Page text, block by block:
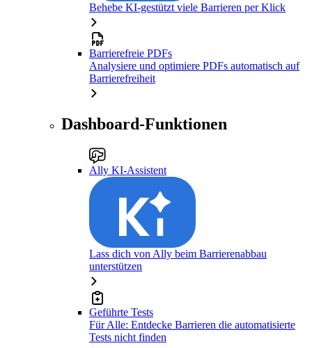
Behebe KI-gestützt viele Barrieren per Klick
Barrierefreie PDFs
Analysiere und optimiere PDFs automatisch auf
Barrierefreiheit
Dashboard-Funktionen
Ally KI-Assistent
Lass dich von Ally beim Barrierenabbau
unterstützen
Geführte Tests
Für Alle: Entdecke Barrieren die automatisierte
Tests nicht finden